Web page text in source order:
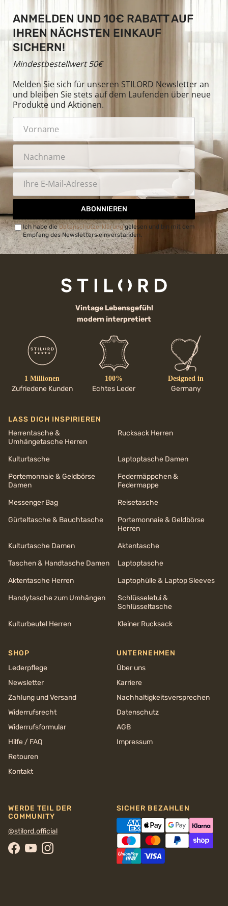
ANMELDEN UND 10€ RABATT AUF
IHREN NÄCHSTEN EINKAUF
SICHERN!
Mindestbestellwert 50€
Melden Sie sich für unseren STILORD Newsletter an
und bleiben Sie stets auf dem Laufenden über neue
Produkte und Aktionen.
ABONNIEREN
Ich habe dieDatenschutzerklärunggelesen und bin mit dem
Empfang des Newsletters einverstanden.
Vintage Lebensgefühl
modern interpretiert
1 Millionen
Zufriedene Kunden
100%
Echtes Leder
Designed in
Germany
LASS DICH INSPIRIEREN
Herrentasche &
Umhängetasche Herren
Rucksack Herren
Kulturtasche
Laptoptasche Damen
Portemonnaie & Geldbörse
Damen
Federmäppchen &
Federmappe
Messenger Bag
Reisetasche
Gürteltasche & Bauchtasche
Portemonnaie & Geldbörse
Herren
Kulturtasche Damen
Aktentasche
Taschen & Handtasche Damen
Laptoptasche
Aktentasche Herren
Laptophülle & Laptop Sleeves
Handytasche zum Umhängen
Schlüsseletui &
Schlüsseltasche
Kulturbeutel Herren
Kleiner Rucksack
SHOP
Lederpflege
Newsletter
Zahlung und Versand
Widerrufsrecht
Widerrufsformular
Hilfe / FAQ
Retouren
Kontakt
UNTERNEHMEN
Über uns
Karriere
Nachhaltigkeits­versprechen
Datenschutz
AGB
Impressum
WERDE TEIL DER
COMMUNITY
@stilord.official
Facebook
YouTubeInstagram
SICHER BEZAHLEN